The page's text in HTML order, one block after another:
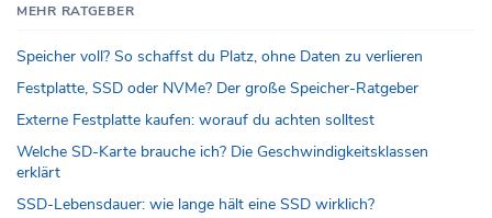
MEHR RATGEBER
Speicher voll? So schaffst du Platz, ohne Daten zu verlieren
Festplatte, SSD oder NVMe? Der große Speicher-Ratgeber
Externe Festplatte kaufen: worauf du achten solltest
Welche SD-Karte brauche ich? Die Geschwindigkeitsklassen
erklärt
SSD-Lebensdauer: wie lange hält eine SSD wirklich?